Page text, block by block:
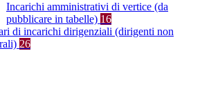
Incarichi amministrativi di vertice (da
pubblicare in tabelle) 16
di incarichi dirigenziali (dirigenti non
26